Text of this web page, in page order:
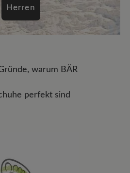
Herren
warum BÄR
perfekt sind